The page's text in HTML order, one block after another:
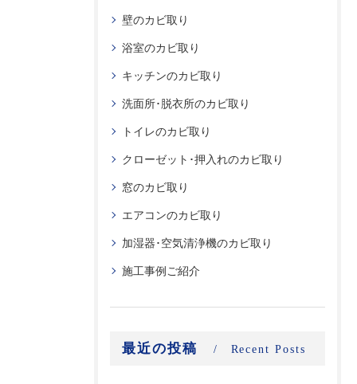
壁のカビ取り
浴室のカビ取り
キッチンのカビ取り
洗面所･脱衣所のカビ取り
トイレのカビ取り
クローゼット･押入れのカビ取り
窓のカビ取り
エアコンのカビ取り
加湿器･空気清浄機のカビ取り
施工事例ご紹介
最近の投稿 Recent Posts